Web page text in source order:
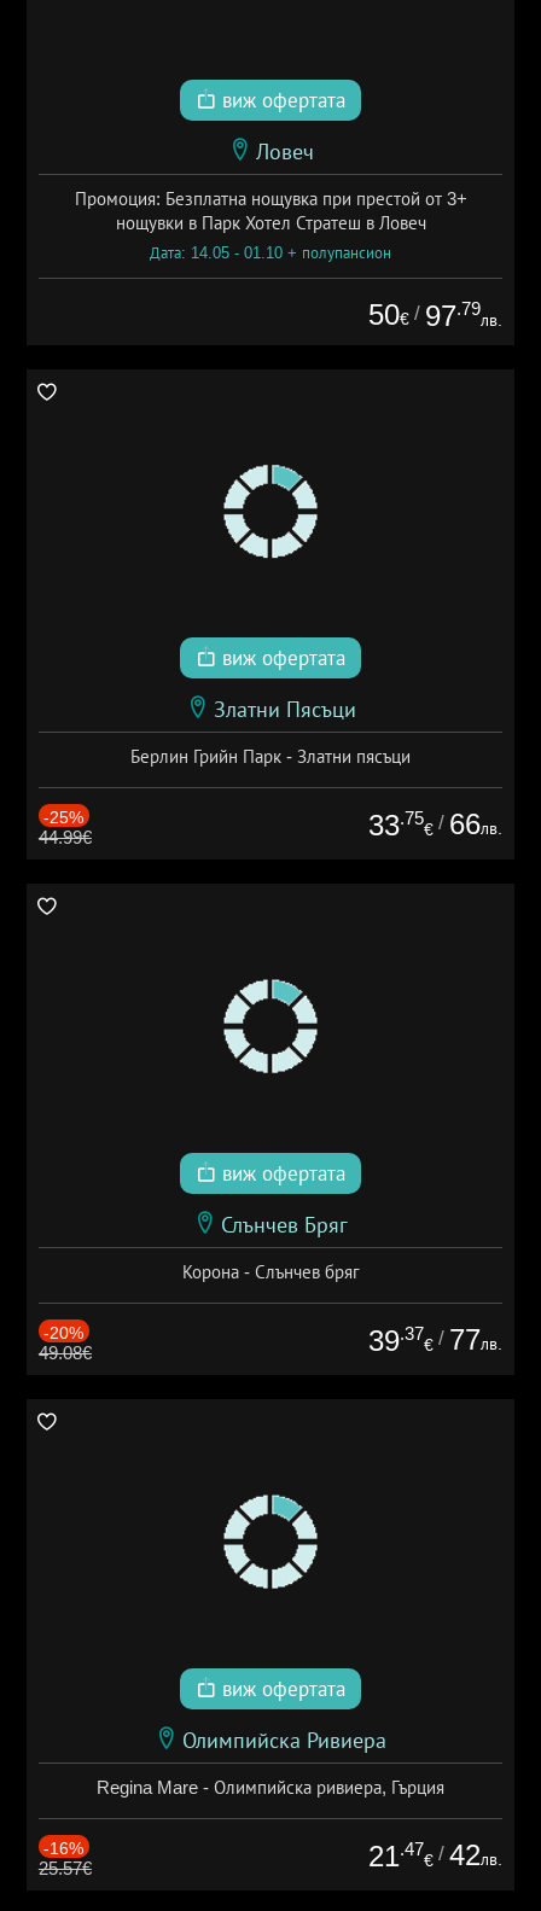
виж офертата
Ловеч
Промоция: Безплатна нощувка при престой от 3+
нощувки в Парк Хотел Стратеш в Ловеч
Дата: 14.05 - 01.10 + полупансион
50€ / 97.79
лв.
виж офертата
Златни Пясъци
Берлин Грийн Парк - Златни пясъци
-25%
44.99€ 33.75
€ / 66лв.
виж офертата
Слънчев Бряг
Корона - Слънчев бряг
-20%
49.08€ 39.37
€ / 77лв.
виж офертата
Олимпийска Ривиера
Regina Mare - Олимпийска ривиера, Гърция
-16%
25.57€ 21.47
€ / 42лв.